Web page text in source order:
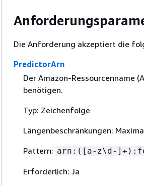
Die Anforderung akzeptiert die
PredictorArn
Der Amazon-Ressourcenname
benötigen.
Typ: Zeichenfolge
Längenbeschränkungen:
Pattern: arn:([a-z\d-
Erforderlich: Ja